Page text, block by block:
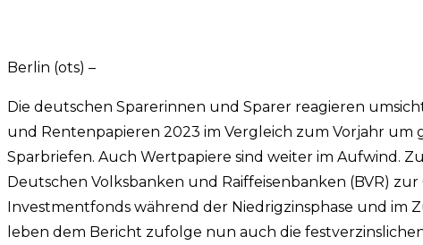
Berlin (ots) –
Die deutschen Sparerinnen und Sparer reagieren
und Rentenpapieren 2023 im Vergleich zum Vorjahr
Sparbriefen. Auch Wertpapiere sind weiter im Aufwind.
Deutschen Volksbanken und Raiffeisenbanken (BVR)
Investmentfonds während der Niedrigzinsphase und im
leben dem Bericht zufolge nun auch die